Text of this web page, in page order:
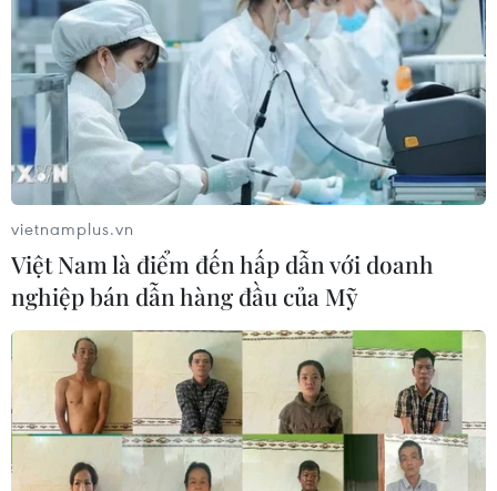
vietnamplus.vn
Việt Nam là điểm đến hấp dẫn với doanh
nghiệp bán dẫn hàng đầu của Mỹ